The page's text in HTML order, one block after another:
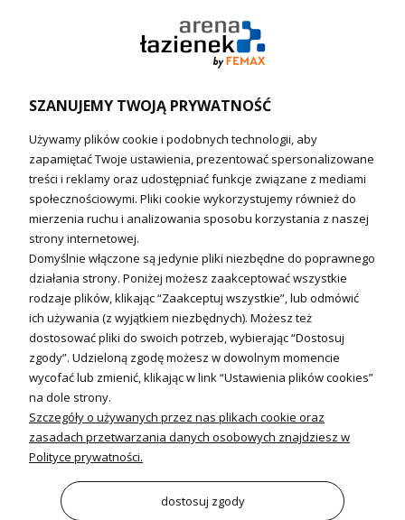
Ogrzewanie podłogowe (główne)
Technika solarna
Fotowoltanika
Sterowniki i regulatory
Nagrzewnice i kurtyny
Kuchnia i Wentylacja
Kuchnia
Zlewozmywaki
Baterie kuchenne
Młynki do odpadów
Wentylacja i Informacje
Wentylatory
SZANUJEMY TWOJĄ PRYWATNOŚĆ
Używamy plików cookie i podobnych technologii, aby
zapamiętać Twoje ustawienia, prezentować spersonalizowane
treści i reklamy oraz udostępniać funkcje związane z mediami
społecznościowymi. Pliki cookie wykorzystujemy również do
mierzenia ruchu i analizowania sposobu korzystania z naszej
strony internetowej.
Domyślnie włączone są jedynie pliki niezbędne do poprawnego
działania strony. Poniżej możesz zaakceptować wszystkie
rodzaje plików, klikając “Zaakceptuj wszystkie”, lub odmówić
ich używania (z wyjątkiem niezbędnych). Możesz też
dostosować pliki do swoich potrzeb, wybierając “Dostosuj
zgody”. Udzieloną zgodę możesz w dowolnym momencie
wycofać lub zmienić, klikając w link “Ustawienia plików cookies”
na dole strony.
Szczegóły o używanych przez nas plikach cookie oraz
zasadach przetwarzania danych osobowych znajdziesz w
Polityce prywatności.
dostosuj zgody